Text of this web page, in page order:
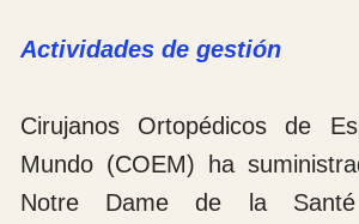
embarcar destino a Duala Camerún.
llegada a las 17: 40 hora local que es una
más que en España. A las 13: 00 horas nos
dan de comer un tuper con macarrones con
tomate ,una cuña de queso camember y